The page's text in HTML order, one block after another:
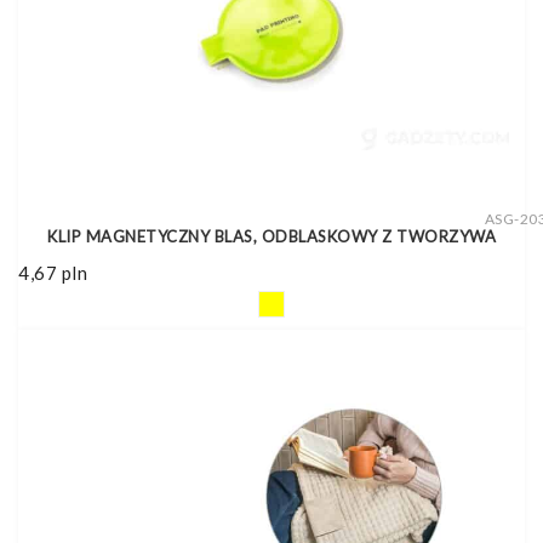
ASG-
KLIP MAGNETYCZNY BLAS, ODBLASKOWY Z TWORZYWA
4,67 pln